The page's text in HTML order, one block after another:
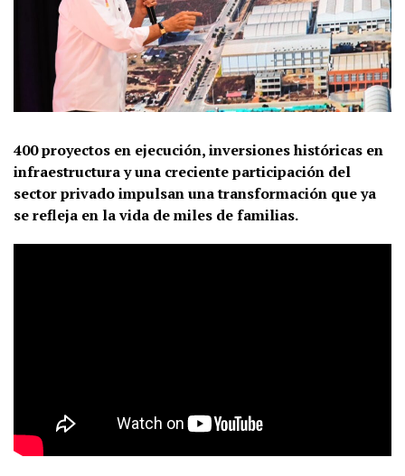
400 proyectos en ejecución, inversiones históricas en
infraestructura y una creciente participación del
sector privado impulsan una transformación que ya
se refleja en la vida de miles de familias.